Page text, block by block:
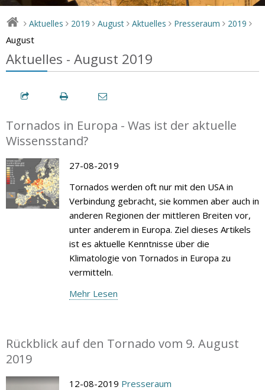
> Aktuelles > 2019 > August > Aktuelles > Presseraum > 2019 >
August
Aktuelles - August 2019
Tornados in Europa - Was ist der aktuelle
Wissensstand?
27-08-2019
Tornados werden oft nur mit den USA in
Verbindung gebracht, sie kommen aber auch in
anderen Regionen der mittleren Breiten vor,
unter anderem in Europa. Ziel dieses Artikels
ist es aktuelle Kenntnisse über die
Klimatologie von Tornados in Europa zu
vermitteln.
Mehr Lesen
Rückblick auf den Tornado vom 9. August
2019
12-08-2019 Presseraum